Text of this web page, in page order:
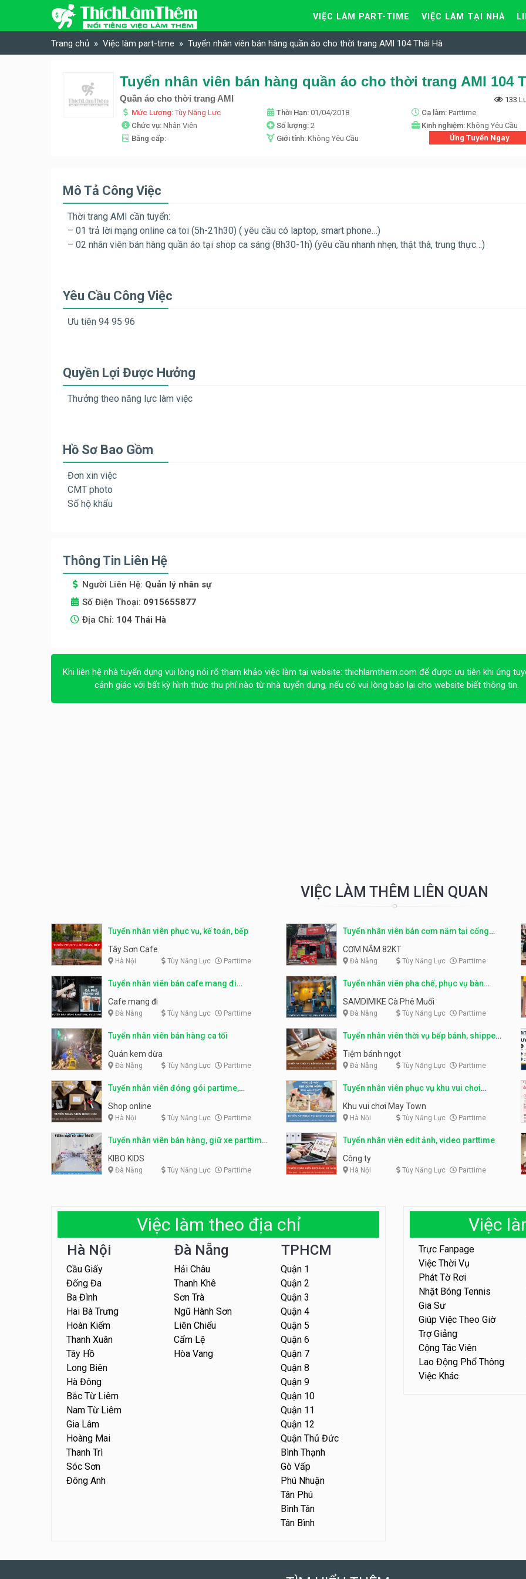
Skip to content
VIỆC LÀM PART-TIME VIỆC LÀM TẠI NHÀ
Trang chủ Việc làm part-time Tuyển nhân viên bán hàng quần áo cho thời trang AMI 104 Thái Hà
Quần áo cho thời trang AMI
133
Mức Lương:Tùy Năng Lực Thời Hạn: 01/04/2018 Ca làm: Parttime
Chức vụ: Nhân Viên Số lượng: 2 Kinh nghiệm: Không Yêu Cầu
Bằng cấp:
Giới tính: Không Yêu Cầu Ứng Tuyển Ngay
Mô Tả Công Việc
Thời trang AMI cần tuyển:
– 01 trả lời mạng online ca toi (5h-21h30) ( yêu cầu có laptop, smart phone…)
– 02 nhân viên bán hàng quần áo tại shop ca sáng (8h30-1h) (yêu cầu nhanh nhẹn, thật thà, trung thực…)
Yêu Cầu Công Việc
Ưu tiên 94 95 96
Quyền Lợi Được Hưởng
Thưởng theo năng lực làm việc
Hồ Sơ Bao Gồm
Đơn xin việc
CMT photo
Sổ hộ khẩu
Thông Tin Liên Hệ
Người Liên Hệ: Quản lý nhân sự
Số Điện Thoại: 0915655877
Địa Chỉ: 104 Thái Hà
Khi liên hệ nhà tuyển dụng vui lòng nói rõ tham khảo việc làm tại website: thichlamthem.com để được ưu tiên khi ứng
cảnh giác với bất kỳ hình thức thu phí nào từ nhà tuyển dụng, nếu có vui lòng báo lại cho website biết thông tin.
VIỆC LÀM THÊM LIÊN QUAN
Tuyển nhân viên phục vụ, kế toán, bếp
Tây Sơn Cafe
Hà Nội Tùy Năng Lực Parttime
Tuyển nhân viên bán cơm nắm tại cổng
trường
CƠM NẮM 82KT
Đà Nẵng Tùy Năng Lực Parttime
Tuyển nhân viên bán cafe mang đi
parttime, fulltime
Cafe mang đi
Đà Nẵng Tùy Năng Lực Parttime
Tuyển nhân viên pha chế, phục vụ bàn
parttime
SAMDIMIKE Cà Phê Muối
Đà Nẵng Tùy Năng Lực Parttime
Tuyển nhân viên bán hàng ca tối
Quán kem dừa
Đà Nẵng Tùy Năng Lực Parttime
Tuyển nhân viên thời vụ bếp bánh, shipper
parttime
Tiệm bánh ngọt
Đà Nẵng Tùy Năng Lực Parttime
Tuyển nhân viên đóng gói partime,
fulltime
Shop online
Hà Nội Tùy Năng Lực Parttime
Tuyển nhân viên phục vụ khu vui chơi
parttime linh động
Khu vui chơi May Town
Hà Nội Tùy Năng Lực Parttime
Tuyển nhân viên bán hàng, giữ xe parttime
– Kibo Kid
KIBO KIDS
Đà Nẵng Tùy Năng Lực Parttime
Tuyển nhân viên edit ảnh, video parttime
Công ty
Hà Nội Tùy Năng Lực Parttime
Việc làm theo địa chỉ
Hà Nội
Cầu Giấy
Đống Đa
Ba Đình
Hai Bà Trưng
Hoàn Kiếm
Thanh Xuân
Tây Hồ
Long Biên
Hà Đông
Bắc Từ Liêm
Nam Từ Liêm
Gia Lâm
Hoàng Mai
Thanh Trì
Sóc Sơn
Đông Anh
Đà Nẵng
Hải Châu
Thanh Khê
Sơn Trà
Ngũ Hành Sơn
Liên Chiểu
Cẩm Lệ
Hòa Vang
TPHCM
Quận 1
Quận 2
Quận 3
Quận 4
Quận 5
Quận 6
Quận 7
Quận 8
Quận 9
Quận 10
Quận 11
Quận 12
Quận Thủ Đức
Bình Thạnh
Gò Vấp
Phú Nhuận
Tân Phú
Bình Tân
Tân Bình
Việc
Trực Fanpage
Việc Thời Vụ
Phát Tờ Rơi
Nhặt Bóng Tennis
Gia Sư
Giúp Việc Theo Giờ
Trợ Giảng
Cộng Tác Viên
Lao Động Phổ Thông
Việc Khác